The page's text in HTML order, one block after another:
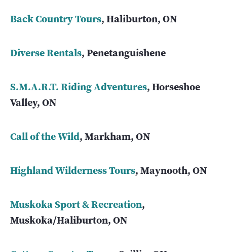
Back Country Tours, Haliburton, ON
Diverse Rentals, Penetanguishene
S.M.A.R.T. Riding Adventures, Horseshoe
Valley, ON
Call of the Wild, Markham, ON
Highland Wilderness Tours, Maynooth, ON
Muskoka Sport & Recreation,
Muskoka/Haliburton, ON